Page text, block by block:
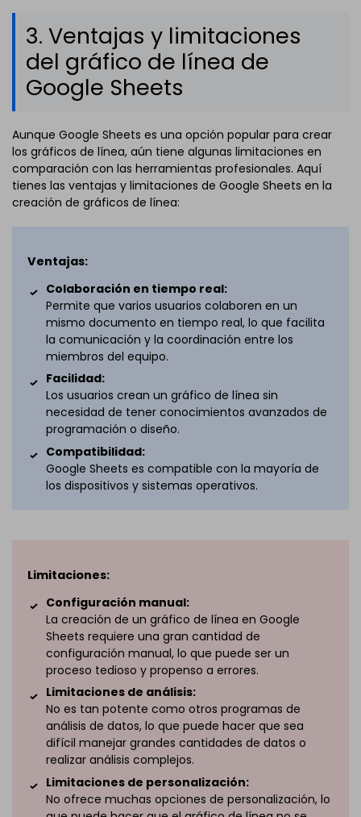
3. Ventajas y limitaciones
del gráfico de línea de
Google Sheets
Aunque Google Sheets es una opción popular para crear
los gráficos de línea, aún tiene algunas limitaciones en
comparación con las herramientas profesionales. Aquí
tienes las ventajas y limitaciones de Google Sheets en la
creación de gráficos de línea:
Ventajas:
Colaboración en tiempo real:
Permite que varios usuarios colaboren en un
mismo documento en tiempo real, lo que facilita
la comunicación y la coordinación entre los
miembros del equipo.
Facilidad:
Los usuarios crean un gráfico de línea sin
necesidad de tener conocimientos avanzados de
programación o diseño.
Compatibilidad:
Google Sheets es compatible con la mayoría de
los dispositivos y sistemas operativos.
Limitaciones:
Configuración manual:
La creación de un gráfico de línea en Google
Sheets requiere una gran cantidad de
configuración manual, lo que puede ser un
proceso tedioso y propenso a errores.
Limitaciones de análisis:
No es tan potente como otros programas de
análisis de datos, lo que puede hacer que sea
difícil manejar grandes cantidades de datos o
realizar análisis complejos.
Limitaciones de personalización:
No ofrece muchas opciones de personalización, lo